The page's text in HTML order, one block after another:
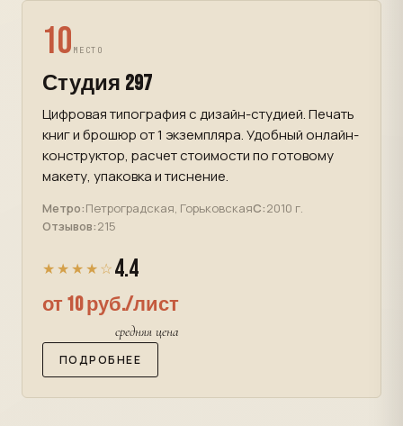
10 МЕСТО
Студия 297
Цифровая типография с дизайн-студией. Печать
книг и брошюр от 1 экземпляра. Удобный онлайн-
конструктор, расчет стоимости по готовому
макету, упаковка и тиснение.
Метро:Петроградская, ГорьковскаяС:2010 г.
Отзывов:215
★★★★☆ 4.4
от 10 руб./лист
средняя цена
ПОДРОБНЕЕ